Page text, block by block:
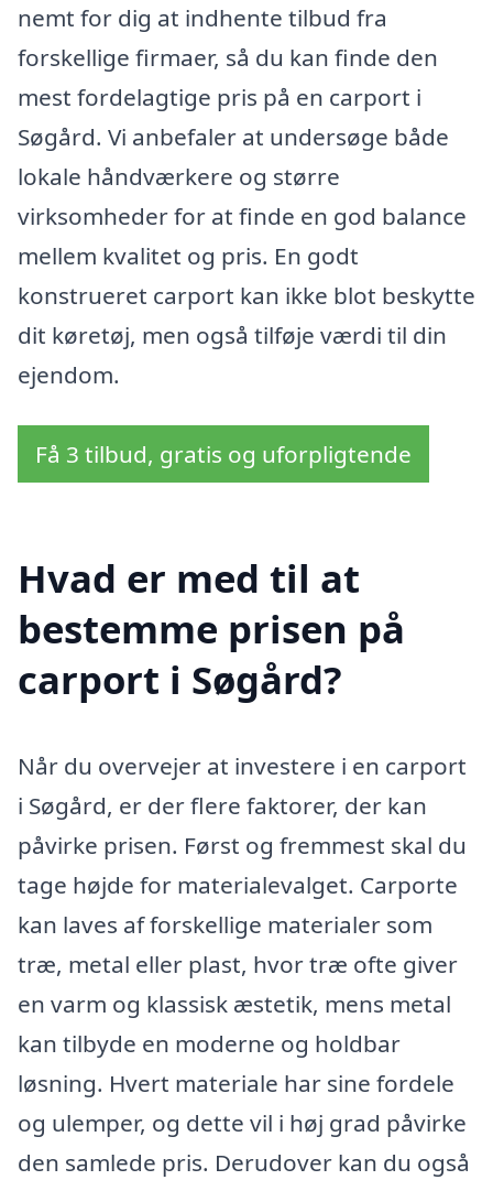
nemt for dig at indhente tilbud fra
forskellige firmaer, så du kan finde den
mest fordelagtige pris på en carport i
Søgård. Vi anbefaler at undersøge både
lokale håndværkere og større
virksomheder for at finde en god balance
mellem kvalitet og pris. En godt
konstrueret carport kan ikke blot beskytte
dit køretøj, men også tilføje værdi til din
ejendom.
Få 3 tilbud, gratis og uforpligtende
Hvad er med til at
bestemme prisen på
carport i Søgård?
Når du overvejer at investere i en carport
i Søgård, er der flere faktorer, der kan
påvirke prisen. Først og fremmest skal du
tage højde for materialevalget. Carporte
kan laves af forskellige materialer som
træ, metal eller plast, hvor træ ofte giver
en varm og klassisk æstetik, mens metal
kan tilbyde en moderne og holdbar
løsning. Hvert materiale har sine fordele
og ulemper, og dette vil i høj grad påvirke
den samlede pris. Derudover kan du også